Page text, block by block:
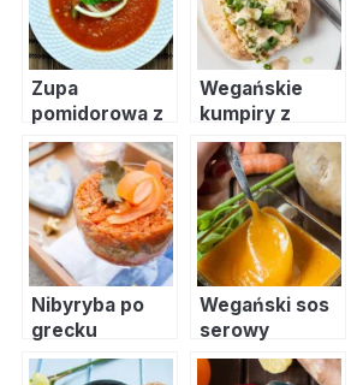
Zupa
pomidorowa z
makaronem z
cukinii
Wegańskie
kumpiry z
sosem
orzechowym
Nibyryba po
grecku
Wegański sos
serowy